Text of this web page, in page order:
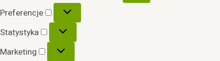
Preferencje
Preferencje
Statystyka
Statystyka
Marketing
Marketing